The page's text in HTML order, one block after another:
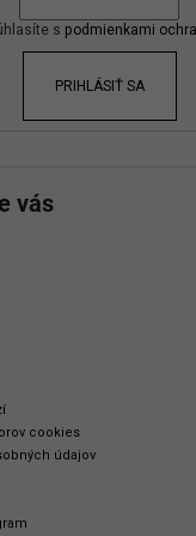
s podmienkami
PRIHLÁSIŤ SA
vás
cookies
údajov